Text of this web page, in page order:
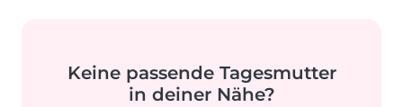
Keine passende Tagesmutter
in deiner Nähe?